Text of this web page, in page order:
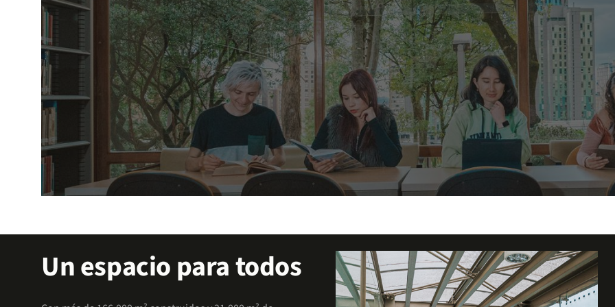
Explora nuestros apoyos financieros
Accede a facilidades que te permitirán enfocarte en lo más importante: tu formación académica.
Un espacio para todos